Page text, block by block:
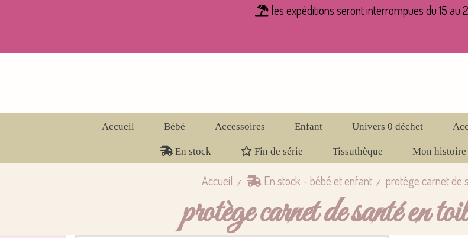
 les expéditions seront interrompues du 15 au
Accueil Bébé Accessoires Enfant Univers 0 déchet
En stock Fin de série Tissuthèque Mon histoire
Accueil En stock - bébé et enfant protège carnet de
protège carnet de santé en